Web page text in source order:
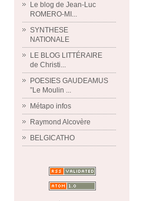
Le blog de Jean-Luc
ROMERO-MI...
SYNTHESE
NATIONALE
LE BLOG LITTÉRAIRE
de Christi...
POESIES GAUDEAMUS
”Le Moulin ...
Métapo infos
Raymond Alcovère
BELGICATHO